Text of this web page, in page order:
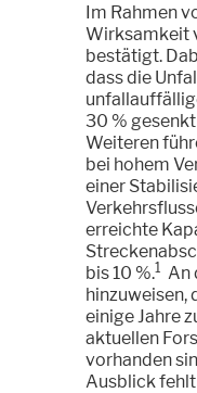
Im Rahmen
Wirksamkeit
bestätigt.
dass die
30 %
Weiteren
bei hohem
einer
erreichte
bis 10 %.1 An
hinzuweisen,
einige Jahre
aktuellen
vorhanden
Ausblick